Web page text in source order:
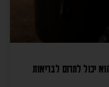
יכול לתרום לבריאות